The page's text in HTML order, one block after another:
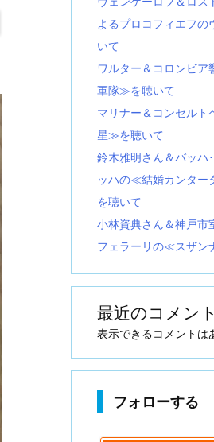
よるプロコフィエフの
いて
ワルター＆コロンビ
軍隊≫を聴いて
マリナー＆コンセル
星≫を聴いて
鈴木雅明さん＆バッハ
ッハの≪結婚カンタ
を聴いて
小林資典さん＆神戸市
フェラーリの≪スザン
最近のコメント
表示できるコメントは
フォローする